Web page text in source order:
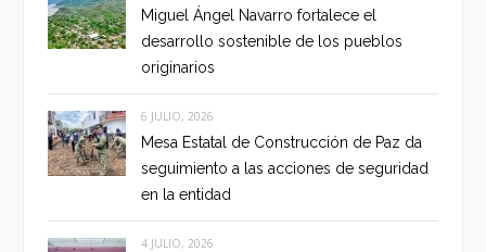
Miguel Ángel Navarro fortalece el
desarrollo sostenible de los pueblos
originarios
6 JULIO, 2026
Mesa Estatal de Construcción de Paz da
seguimiento a las acciones de seguridad
en la entidad
4 JULIO, 2026